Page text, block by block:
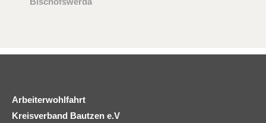
Arbeiterwohlfahrt
Kreisverband Bautzen e.V